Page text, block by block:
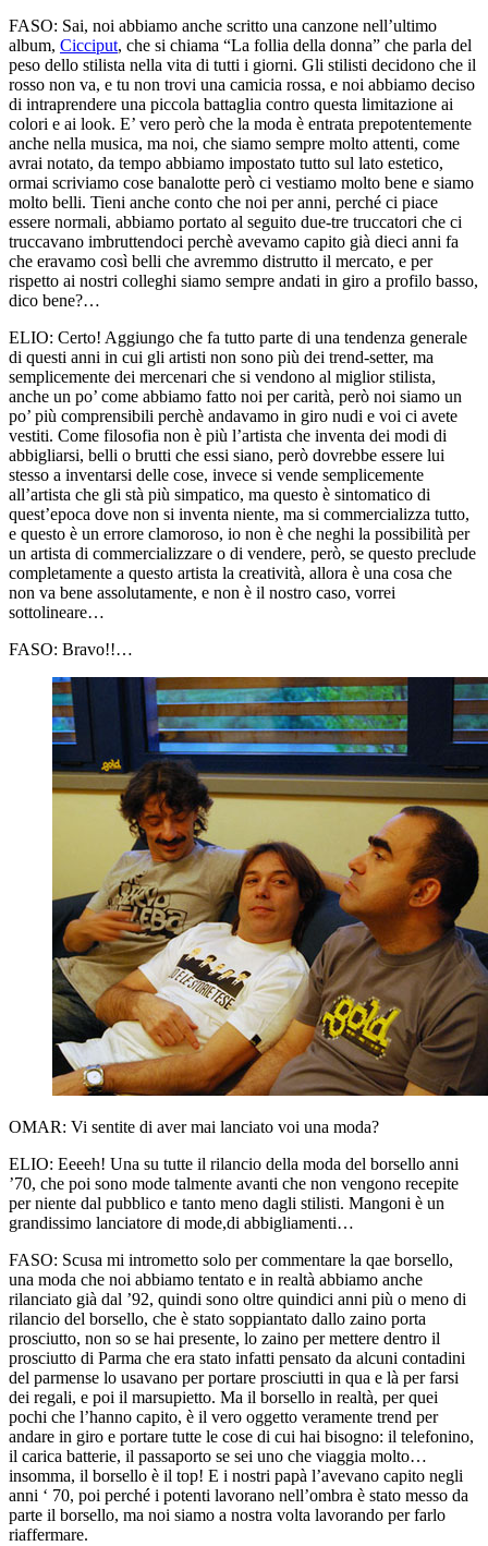
FASO: Sai, noi abbiamo anche scritto una canzone nell’ultimo
album, Cicciput, che si chiama “La follia della donna” che parla del
peso dello stilista nella vita di tutti i giorni. Gli stilisti decidono che il
rosso non va, e tu non trovi una camicia rossa, e noi abbiamo deciso
di intraprendere una piccola battaglia contro questa limitazione ai
colori e ai look. E’ vero però che la moda è entrata prepotentemente
anche nella musica, ma noi, che siamo sempre molto attenti, come
avrai notato, da tempo abbiamo impostato tutto sul lato estetico,
ormai scriviamo cose banalotte però ci vestiamo molto bene e siamo
molto belli. Tieni anche conto che noi per anni, perché ci piace
essere normali, abbiamo portato al seguito due-tre truccatori che ci
truccavano imbruttendoci perchè avevamo capito già dieci anni fa
che eravamo così belli che avremmo distrutto il mercato, e per
rispetto ai nostri colleghi siamo sempre andati in giro a profilo basso,
dico bene?…
ELIO: Certo! Aggiungo che fa tutto parte di una tendenza generale
di questi anni in cui gli artisti non sono più dei trend-setter, ma
semplicemente dei mercenari che si vendono al miglior stilista,
anche un po’ come abbiamo fatto noi per carità, però noi siamo un
po’ più comprensibili perchè andavamo in giro nudi e voi ci avete
vestiti. Come filosofia non è più l’artista che inventa dei modi di
abbigliarsi, belli o brutti che essi siano, però dovrebbe essere lui
stesso a inventarsi delle cose, invece si vende semplicemente
all’artista che gli stà più simpatico, ma questo è sintomatico di
quest’epoca dove non si inventa niente, ma si commercializza tutto,
e questo è un errore clamoroso, io non è che neghi la possibilità per
un artista di commercializzare o di vendere, però, se questo preclude
completamente a questo artista la creatività, allora è una cosa che
non va bene assolutamente, e non è il nostro caso, vorrei
sottolineare…
FASO: Bravo!!…
OMAR: Vi sentite di aver mai lanciato voi una moda?
ELIO: Eeeeh! Una su tutte il rilancio della moda del borsello anni
’70, che poi sono mode talmente avanti che non vengono recepite
per niente dal pubblico e tanto meno dagli stilisti. Mangoni è un
grandissimo lanciatore di mode,di abbigliamenti…
FASO: Scusa mi intrometto solo per commentare la qae borsello,
una moda che noi abbiamo tentato e in realtà abbiamo anche
rilanciato già dal ’92, quindi sono oltre quindici anni più o meno di
rilancio del borsello, che è stato soppiantato dallo zaino porta
prosciutto, non so se hai presente, lo zaino per mettere dentro il
prosciutto di Parma che era stato infatti pensato da alcuni contadini
del parmense lo usavano per portare prosciutti in qua e là per farsi
dei regali, e poi il marsupietto. Ma il borsello in realtà, per quei
pochi che l’hanno capito, è il vero oggetto veramente trend per
andare in giro e portare tutte le cose di cui hai bisogno: il telefonino,
il carica batterie, il passaporto se sei uno che viaggia molto…
insomma, il borsello è il top! E i nostri papà l’avevano capito negli
anni ‘ 70, poi perché i potenti lavorano nell’ombra è stato messo da
parte il borsello, ma noi siamo a nostra volta lavorando per farlo
riaffermare.